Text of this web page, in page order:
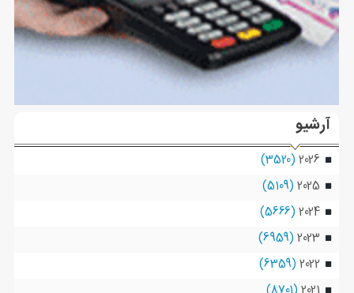
آرشیو
2026
(3520)
2025
(5109)
2024
(5666)
2023
(6959)
2022
(6359)